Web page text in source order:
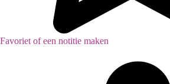
Favoriet of een notitie maken